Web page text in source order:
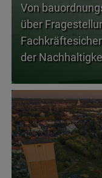
Von
über
der